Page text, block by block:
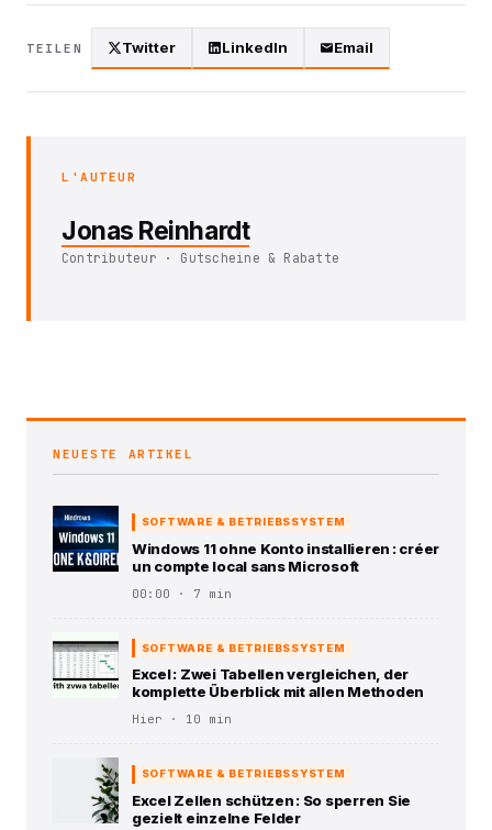
TEILEN Twitter LinkedIn Email
L'AUTEUR
Jonas Reinhardt
Contributeur · Gutscheine & Rabatte
NEUESTE ARTIKEL
SOFTWARE & BETRIEBSSYSTEM
Windows 11 ohne Konto installieren : créer
un compte local sans Microsoft
00:00 · 7 min
SOFTWARE & BETRIEBSSYSTEM
Excel : Zwei Tabellen vergleichen, der
komplette Überblick mit allen Methoden
Hier · 10 min
SOFTWARE & BETRIEBSSYSTEM
Excel Zellen schützen : So sperren Sie
gezielt einzelne Felder